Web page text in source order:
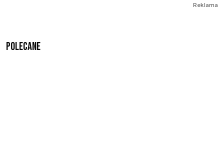
Reklama
Polecane